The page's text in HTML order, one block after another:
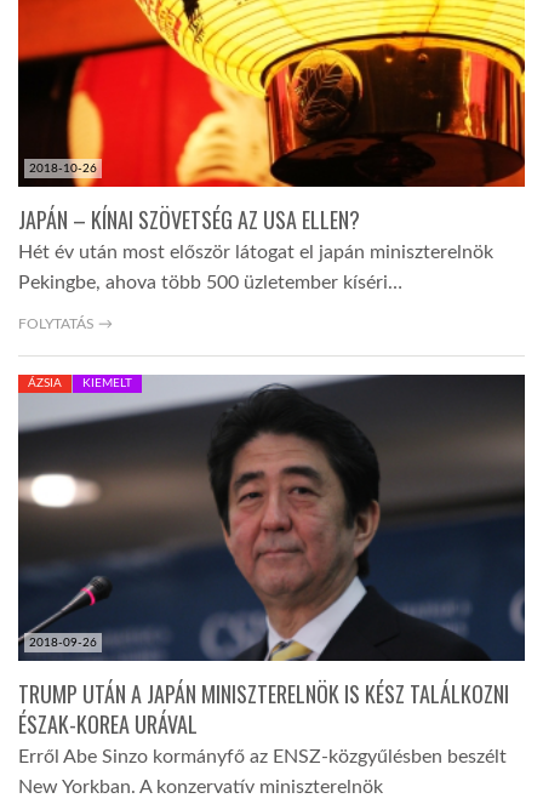
2018-10-26
JAPÁN – KÍNAI SZÖVETSÉG AZ USA ELLEN?
Hét év után most először látogat el japán miniszterelnök
Pekingbe, ahova több 500 üzletember kíséri…
FOLYTATÁS →
2018-09-26
ÁZSIA KIEMELT
TRUMP UTÁN A JAPÁN MINISZTERELNÖK IS KÉSZ TALÁLKOZNI
ÉSZAK-KOREA URÁVAL
Erről Abe Sinzo kormányfő az ENSZ-közgyűlésben beszélt
New Yorkban. A konzervatív miniszterelnök